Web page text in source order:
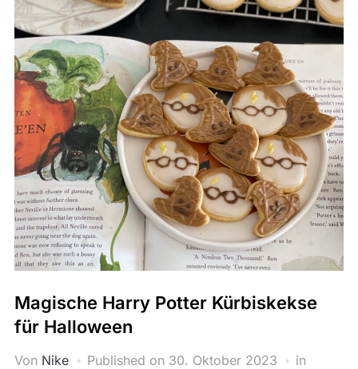
Magische Harry Potter Kürbiskekse
für Halloween
Von Nike Published on 30. Oktober 2023
in